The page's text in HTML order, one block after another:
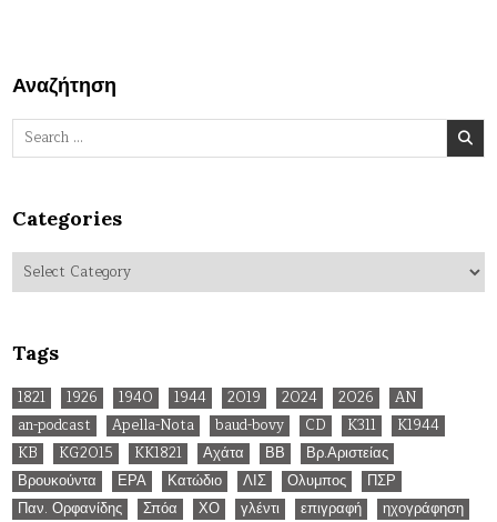
Αναζήτηση
Search
for:
Categories
Categories
Tags
1821 1926 1940 1944 2019 2024 2026
AN
an-podcast
Apella-Nota baud-bovy CD K311
K1944
KB
KG2015 KK1821 Αχάτα ΒΒ
Βρ.Αριστείας
Βρουκούντα
ΕΡΑ Κατώδιο ΛΙΣ Ολυμπος
ΠΣΡ
Παν. Ορφανίδης
Σπόα ΧΟ γλέντι επιγραφή
ηχογράφηση